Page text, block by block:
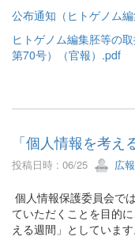
公布通知（ヒトゲノム
ヒトゲノム編集胚等の
第70号）（官報）.pdf
「個人情報を考え
投稿日時 : 06/25 広
個人情報保護委員会で
ていただくことを目的
える週間」としています